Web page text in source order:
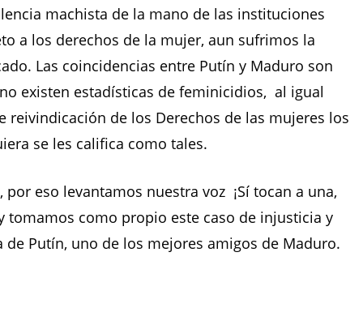
machista de la mano de las instituciones
a los derechos de la mujer, aun sufrimos la
Las coincidencias entre Putín y Maduro son
existen estadísticas de feminicidios, al igual
reivindicación de los Derechos de las mujeres los
se les califica como tales.
eso levantamos nuestra voz ¡Sí tocan a una,
tomamos como propio este caso de injusticia y
Putín, uno de los mejores amigos de Maduro.